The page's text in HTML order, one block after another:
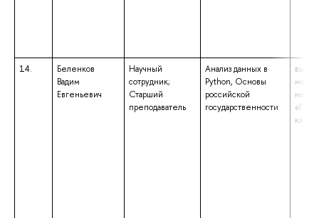
14.
Беленков
Вадим
Евгеньевич
Научный
сотрудник;
Старший
преподаватель
Анализ данных в
Python, Основы
российской
государственности